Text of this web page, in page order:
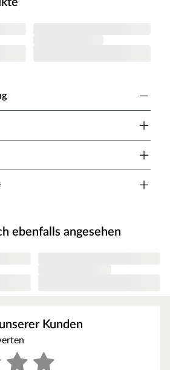
11,7 m² braun
ebenfalls angesehen
Kunden